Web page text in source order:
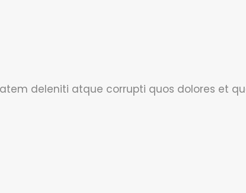
deleniti atque corrupti quos dolores et